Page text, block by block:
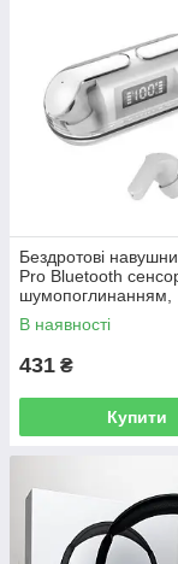
Бездротові
Pro Bluetooth
шумопоглинанням,
навушники для бігу
В наявності
431 ₴
Купити